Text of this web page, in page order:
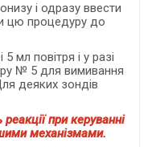
і одразу ввести
цю процедуру до
повітря і у разі
№ 5 для вимивання
деяких зондів
при керуванні
механізмами.